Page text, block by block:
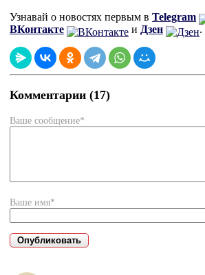
Узнавай о новостях первым в Telegram
ВКонтакте
и Дзен .
Комментарии (17)
Ваше сообщение*
Ваше имя*